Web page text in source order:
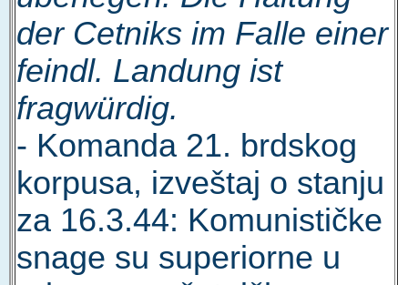
der Cetniks im Falle einer
feindl. Landung ist
fragwürdig.
- Komanda 21. brdskog
korpusa, izveštaj o stanju
za 16.3.44: Komunističke
snage su superiorne u